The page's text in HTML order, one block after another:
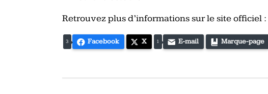
Retrouvez plus d’informations sur le site officiel :
3 Facebook X 1 E-mail Marque-page